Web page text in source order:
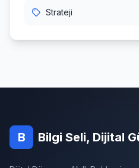
Strateji
B Bilgi Seli, Dijital